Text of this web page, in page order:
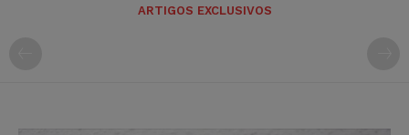
ARTIGOS EXCLUSIVOS